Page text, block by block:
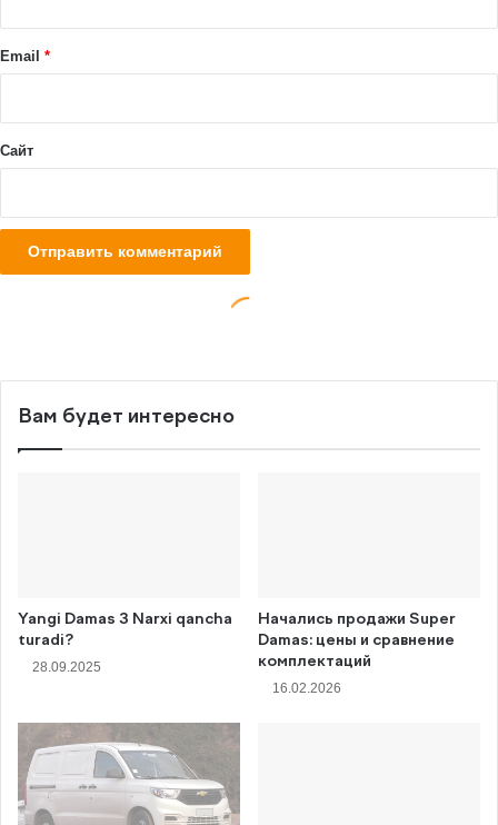
Вам будет интересно
Yangi Damas 3 Narxi qancha
turadi?
28.09.2025
Начались продажи Super
Damas: цены и сравнение
комплектаций
16.02.2026